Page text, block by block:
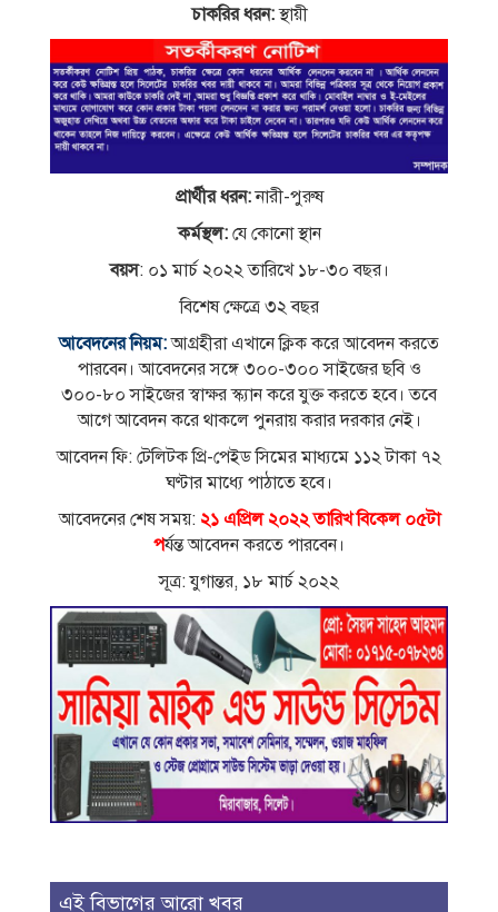
চাকরির ধরন:স্থায়ী
প্রার্থীর ধরন:নারী-পুরুষ
কর্মস্থল:যে কোনো স্থান
বয়স: ০১ মার্চ ২০২২ তারিখে ১৮-৩০ বছর।
বিশেষ ক্ষেত্রে ৩২ বছর
আবেদনের নিয়ম:আগ্রহীরা এখানে ক্লিক করে আবেদন করতে
পারবেন। আবেদনের সঙ্গে ৩০০-৩০০ সাইজের ছবি ও
৩০০-৮০ সাইজের স্বাক্ষর স্ক্যান করে যুক্ত করতে হবে। তবে
আগে আবেদন করে থাকলে পুনরায় করার দরকার নেই।
আবেদন ফি: টেলিটক প্রি-পেইড সিমের মাধ্যমে ১১২ টাকা ৭২
ঘণ্টার মাধ্যে পাঠাতে হবে।
আবেদনের শেষ সময়: ২১ এপ্রিল ২০২২ তারিখ বিকেল ০৫টা
পর্যন্ত আবেদন করতে পারবেন।
সূত্র: যুগান্তর, ১৮ মার্চ ২০২২
এই বিভাগের আরো খবর